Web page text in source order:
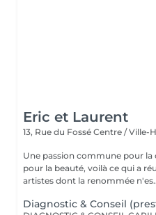
Eric et Laurent
13, Rue du Fossé Centre / Ville-
Une passion commune pour
pour la beauté, voilà ce qui a
artistes dont la renommée
Diagnostic & Conseil